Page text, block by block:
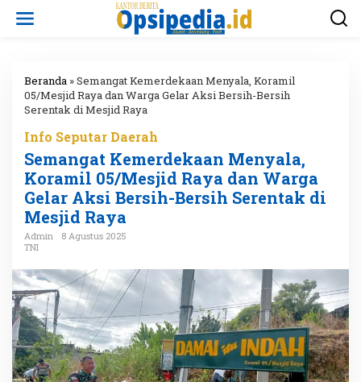
Beranda »Semangat Kemerdekaan Menyala, Koramil
05/Mesjid Raya dan Warga Gelar Aksi Bersih-Bersih
Serentak di Mesjid Raya
Info Seputar Daerah
Semangat Kemerdekaan Menyala,
Koramil 05/Mesjid Raya dan Warga
Gelar Aksi Bersih-Bersih Serentak di
Mesjid Raya
Admin
8 Agustus 2025
TNI